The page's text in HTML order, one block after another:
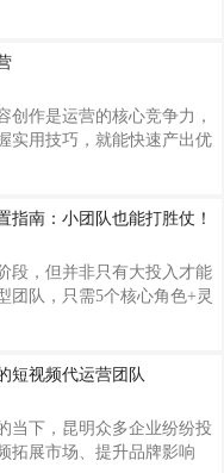
，轻松通过短视频稳
话术背后的运营逻辑，助力
到精准获客的跨越。一、一
这一句话，让你的流量翻倍
实则是微正团队对短视频
过分析昆明本地用户行为数
头5秒内植入地域+利益点双
播率与互动率。例如为某火
创作是运营的核心竞争力，
实用技巧，就能快速产出优
，助力避开创作误区、高效
，拒绝盲目创作。新手最易
困境，导致内容杂乱、没有
分赛道，比如新手友好的美
巧、平价好物分享，明确内
解决问题，要么带来情绪
聚焦一个方向深耕，才能让
指南：小团队也能打胜仗！
段，但并非只有大投入才能
团队，只需5个核心角色+灵
验证的基础配置方案，适合
目。一、核心角色：5人即
策划（1人）负责账号定
，需具备网感与用户洞察
内容逻辑，提炼可复用
头、反常识观点）；根据平
短视频代运营团队
当下，昆明众多企业纷纷投
拓展市场、提升品牌影响